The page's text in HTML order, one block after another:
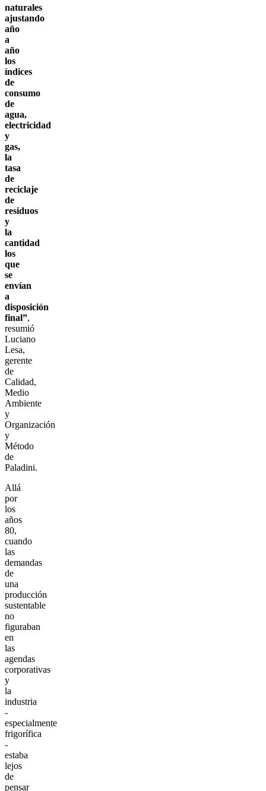
naturales
ajustando
año
a
año
los
índices
de
consumo
de
agua,
electricidad
y
gas,
la
tasa
de
reciclaje
de
residuos
y
la
cantidad
los
que
se
envían
a
disposición
final”,
resumió
Luciano
Lesa,
gerente
de
Calidad,
Medio
Ambiente
y
Organización
y
Método
de
Paladini.
Allá
por
los
años
80,
cuando
las
demandas
de
una
producción
sustentable
no
figuraban
en
las
agendas
corporativas
y
la
industria
-
especialmente
frigorífica
-
estaba
lejos
de
pensar